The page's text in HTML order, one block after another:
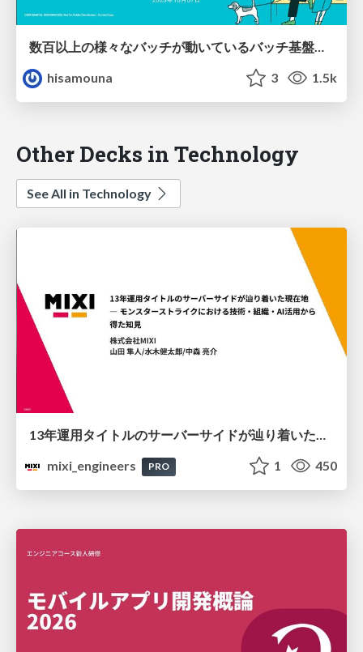
数百以上の様々なバッチが動いているバッチ基盤をECS on FargateからEKS on EC2へ移行した話
hisamouna
3 1.5k
Other Decks in Technology
See All in Technology
13年運用タイトルのサーバーサイドが辿り着いた現在地 ― モンスターストライクにおける技術・組織・AI活用から得た知見
mixi_engineers
PRO 1 450